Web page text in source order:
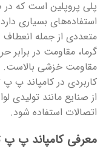
پلی پروپلین است که
استفاده‌های بسیاری
متعددی از جمله انعطاف
گرما، مقاومت در برابر
مقاومت خزشی بالاست.
کاربردی در کامپاند پ
از صنایع مانند تولیدی
اتصالات استفاده شود.
معرفی کامپاند پ پ